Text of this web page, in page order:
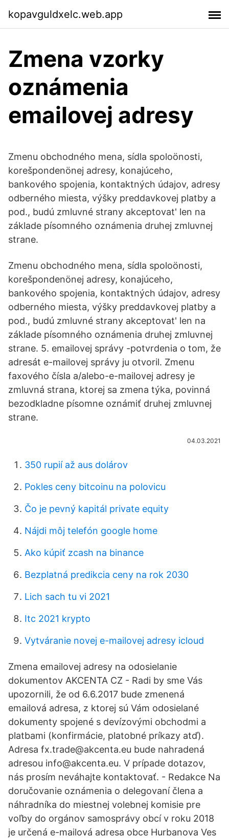
kopavguldxelc.web.app
Zmena vzorky
oznámenia
emailovej adresy
Zmenu obchodného mena, sídla spoloönosti,
korešpondenönej adresy, konajúceho,
bankového spojenia, kontaktných údajov, adresy
odberného miesta, výšky preddavkovej platby a
pod., budú zmluvné strany akceptovat' len na
základe písomného oznámenia druhej zmluvnej
strane.
Zmenu obchodného mena, sídla spoloönosti,
korešpondenönej adresy, konajúceho,
bankového spojenia, kontaktných údajov, adresy
odberného miesta, výšky preddavkovej platby a
pod., budú zmluvné strany akceptovat' len na
základe písomného oznámenia druhej zmluvnej
strane. 5. emailovej správy -potvrdenia o tom, že
adresát e-mailovej správy ju otvoril. Zmenu
faxového čísla a/alebo-e-mailovej adresy je
zmluvná strana, ktorej sa zmena týka, povinná
bezodkladne písomne oznámiť druhej zmluvnej
strane.
04.03.2021
350 rupií až aus dolárov
Pokles ceny bitcoinu na polovicu
Čo je pevný kapitál private equity
Nájdi môj telefón google home
Ako kúpiť zcash na binance
Bezplatná predikcia ceny na rok 2030
Lich sach tu vi 2021
Itc 2021 krypto
Vytváranie novej e-mailovej adresy icloud
Zmena emailovej adresy na odosielanie
dokumentov AKCENTA CZ - Radi by sme Vás
upozornili, že od 6.6.2017 bude zmenená
emailová adresa, z ktorej sú Vám odosielané
dokumenty spojené s devízovými obchodmi a
platbami (konfirmácie, platobné príkazy atď).
Adresa fx.trade@akcenta.eu bude nahradená
adresou info@akcenta.eu. V prípade dotazov,
nás prosím neváhajte kontaktovať. - Redakce Na
doručovanie oznámenia o delegovaní člena a
náhradníka do miestnej volebnej komisie pre
voľby do orgánov samosprávy obcí v roku 2018
je určená e-mailová adresa obce Hurbanova Ves